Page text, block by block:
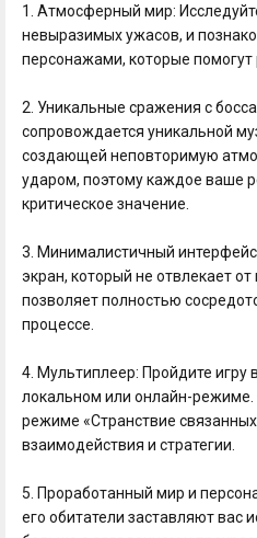
1. Атмосферный мир:
невыразимых ужасов, и
персонажами, которые помогут
2. Уникальные сражения с
сопровождается уникальной
создающей неповторимую
ударом, поэтому каждое ваше
критическое значение.
3. Минималистичный
экран, который не отвлекает
позволяет полностью
процессе.
4. Мультиплеер: Пройдите игру
локальном или онлайн-
режиме «Странствие
взаимодействия и стратегии.
5. Проработанный мир и
его обитатели заставляют вас